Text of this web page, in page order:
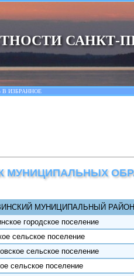
САНКТ-
В ИЗБРАННОЕ
МУНИЦИПАЛЬНЫХ
МУНИЦИПАЛЬНЫЙ РАЙОН
городское поселение
сельское поселение
сельское поселение
сельское поселение